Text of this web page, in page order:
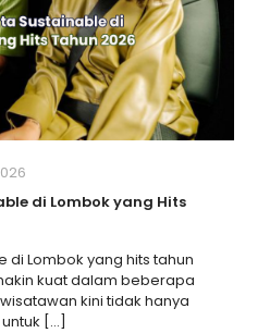
di Lombok yang Hits
di Lombok yang hits tahun
kuat dalam beberapa
kini tidak hanya
[…]